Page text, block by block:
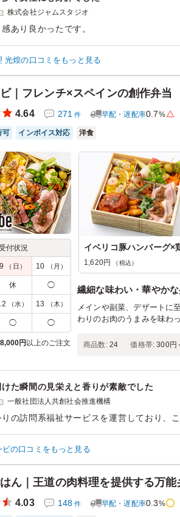
株式会社ジャムスタジオ
あり良かったです。
ン：－
齢：－ 男女比：－
光煌の口コミをもっと見る
ビ｜フレンチ×スペインの創作弁当
4.64 271 件 早配・遅配率0.7%
可 インボイス対応 洋食
付状況
9 （日） 10 （月）
休 ◯
（水） 13 （木）
◯ ◯
8,000円 以上のご注文
1,620円 （税込）
繊細な味わい・華やか
メインや副菜、デザートに
わりのお肉のうまみを味わ
商品数: 24 価格帯: 300円
た瞬間の見栄えと香りが素敵でした
一般社団法人共創社会推進機構
の訪問系福祉サービスを運営しており、
た。注文のし易さや画面見やすさのおか
を持って注文できました。納品も時間通
と思います。
ン： 懇親会›慰労会
ビの口コミをもっと見る
ん｜王道の肉料理を提供する万能
4.03 148 件 早配・遅配率0.3%